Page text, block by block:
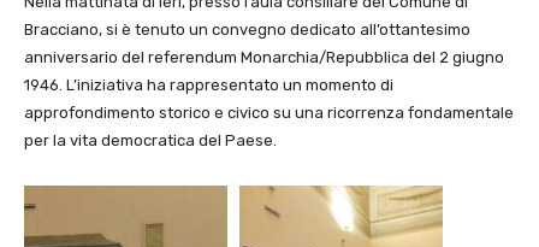
Bracciano, si è tenuto un convegno dedicato all’ottantesimo
anniversario del referendum Monarchia/Repubblica del 2 giugno
1946. L’iniziativa ha rappresentato un momento di
approfondimento storico e civico su una ricorrenza fondamentale
per la vita democratica del Paese.